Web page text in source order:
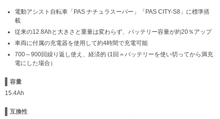
電動アシスト自転車「PAS ナチュラスーパー」「PAS CITY-S8」に標準搭
載
従来の12.8Ahと大きさと重量は変わらず、バッテリー容量が約20％アップ
車両に付属の充電器を使用して約4時間で充電可能
700～900回繰り返し使え、経済的 (1回＝バッテリーを使い切ってから満充
電にした場合）
容量
15.4Ah
互換性